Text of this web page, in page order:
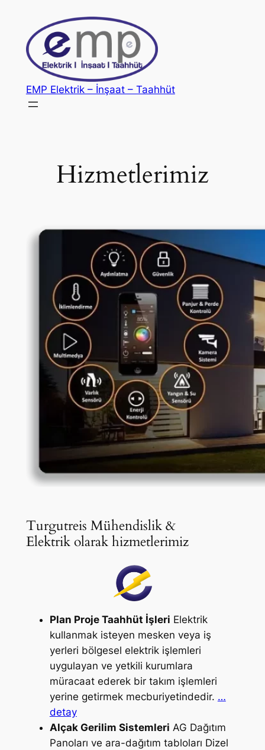
EMP Elektrik – İnşaat – Taahhüt
Hizmetlerimiz
Turgutreis Mühendislik &
Elektrik olarak hizmetlerimiz
Plan Proje Taahhüt İşleri Elektrik
kullanmak isteyen mesken veya iş
yerleri bölgesel elektrik işlemleri
uygulayan ve yetkili kurumlara
müracaat ederek bir takım işlemleri
yerine getirmek mecburiyetindedir. …
detay
Alçak Gerilim Sistemleri AG Dağıtım
Panoları ve ara-dağıtım tabloları Dizel